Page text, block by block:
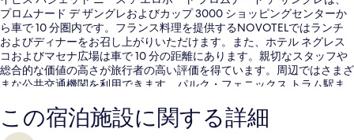
プロムナード デ ザングレおよびカップ 3000 ショッピングセンターか
ら車で 10 分圏内です。フランス料理を提供するNOVOTELではランチ
およびディナーをお召し上がりいただけます。また、ホテル ネグレス
コおよびマセナ広場は車で 10 分の距離にあります。親切なスタッフや
総合的な価値の高さが旅行者の高い評価を得ています。周辺ではさまざ
まな公共交通機関を利用できます。パルク・フェニックス トラム駅ま
この宿泊施設に関する詳細